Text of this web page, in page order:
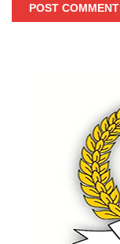
POST COMMENT